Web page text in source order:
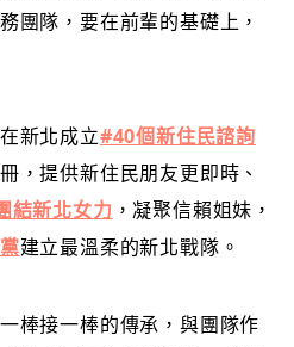
團隊，要在前輩的基礎上，
新北成立#40個新住民諮詢
，提供新住民朋友更即時、
結新北女力 ，凝聚信賴姐妹，
建立最溫柔的新北戰隊。
棒接一棒的傳承，與團隊作